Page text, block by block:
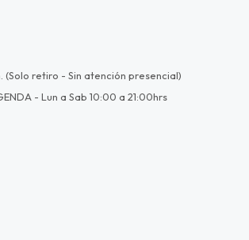
(Solo retiro - Sin atención presencial)
- Lun a Sab 10:00 a 21:00hrs